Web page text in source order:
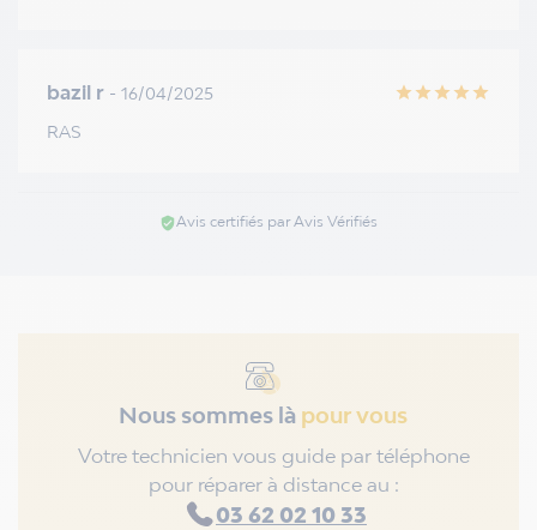
bazil r - 16/04/2025 star star star star star
RAS
verified_userAvis certifiés par Avis Vérifiés
Nous sommes là pour vous
Votre technicien vous guide par téléphone
pour réparer à distance au :
03 62 02 10 33